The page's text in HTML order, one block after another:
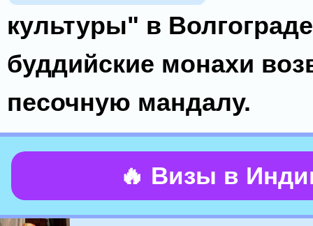
культуры" в
буддийские монахи
песочную мандалу.
🔥 Визы в